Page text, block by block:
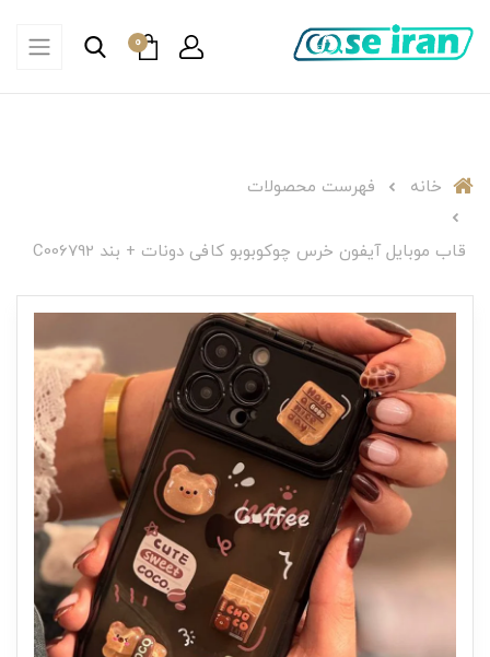
0
خانه فهرست محصولات
قاب موبایل آیفون خرس چوکوبوبو کافی دونات + بند C006792